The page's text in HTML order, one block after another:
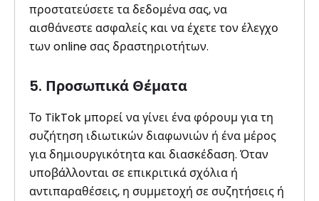
προστατεύσετε τα δεδομένα σας, να
αισθάνεστε ασφαλείς και να έχετε τον έλεγχο
των online σας δραστηριοτήτων.
5. Προσωπικά Θέματα
Το TikTok μπορεί να γίνει ένα φόρουμ για τη
συζήτηση ιδιωτικών διαφωνιών ή ένα μέρος
για δημιουργικότητα και διασκέδαση. Όταν
υποβάλλονται σε επικριτικά σχόλια ή
αντιπαραθέσεις, η συμμετοχή σε συζητήσεις ή